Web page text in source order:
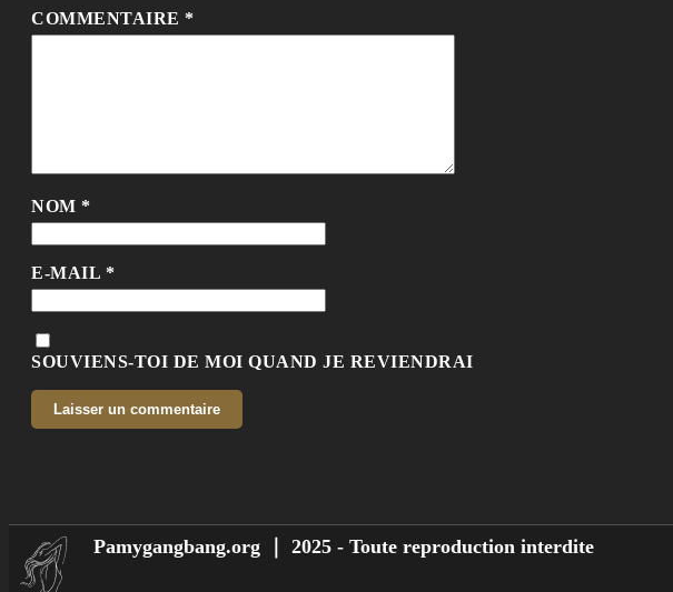
COMMENTAIRE *
NOM *
E-MAIL *
SOUVIENS-TOI DE MOI QUAND JE REVIENDRAI
Pamygangbang.org ｜ 2025 - Toute reproduction interdite